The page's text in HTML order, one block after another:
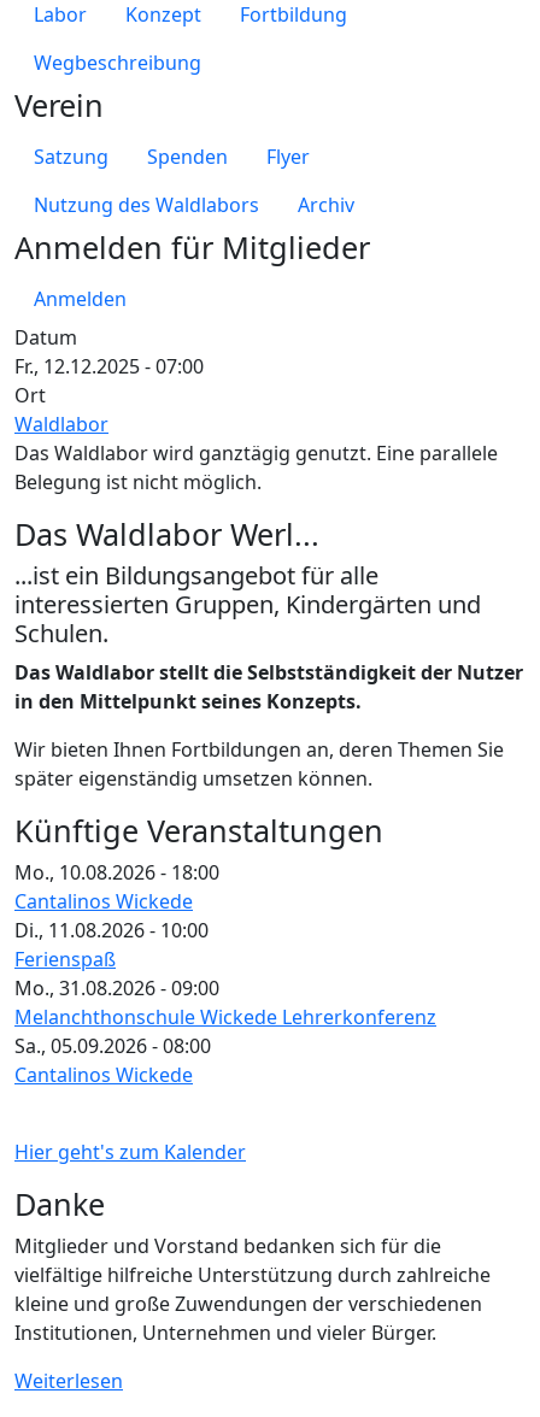
Datum
Fr., 12.12.2025 - 07:00
Ort
Waldlabor
Das Waldlabor wird ganztägig genutzt. Eine parallele
Belegung ist nicht möglich.
Labor Konzept
Fortbildung
Wegbeschreibung
Verein
Satzung Spenden
Flyer
Nutzung des Waldlabors
Archiv
Anmelden für Mitglieder
Anmelden
Das Waldlabor Werl...
...ist ein Bildungsangebot für alle
interessierten Gruppen, Kindergärten und
Schulen.
Das Waldlabor stellt die Selbstständigkeit der Nutzer
in den Mittelpunkt seines Konzepts.
Wir bieten Ihnen Fortbildungen an, deren Themen Sie
später eigenständig umsetzen können.
Künftige Veranstaltungen
Mo., 10.08.2026 - 18:00
Cantalinos Wickede
Di., 11.08.2026 - 10:00
Ferienspaß
Mo., 31.08.2026 - 09:00
Melanchthonschule Wickede Lehrerkonferenz
Sa., 05.09.2026 - 08:00
Cantalinos Wickede
Hier geht's zum Kalender
Danke
Mitglieder und Vorstand bedanken sich für die
vielfältige hilfreiche Unterstützung durch zahlreiche
kleine und große Zuwendungen der verschiedenen
Institutionen, Unternehmen und vieler Bürger.
Weiterlesen